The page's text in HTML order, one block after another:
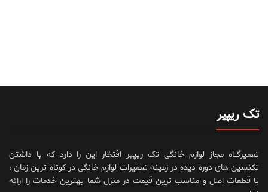
تک ریپیر
تعمیرگــاه مجاز لوازم خانگی تک ریپیر افتخار این را دارد که با داشتن
تکنسین های دوره دیده در زمینه تعمیرات لوازم خانگی در کوتاه ترین زمان ،
با قطعات اصل و مناسب ترین قیمت در منزل شما بهترین خدمات را ارائه